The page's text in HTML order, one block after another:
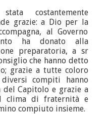
costantemente
grazie: a Dio per la
al Governo
ha donato alla
preparatoria, a sr
che hanno detto
grazie a tutte coloro
compiti hanno
Capitolo e grazie a
clima di fraternità e
compiuto insieme.